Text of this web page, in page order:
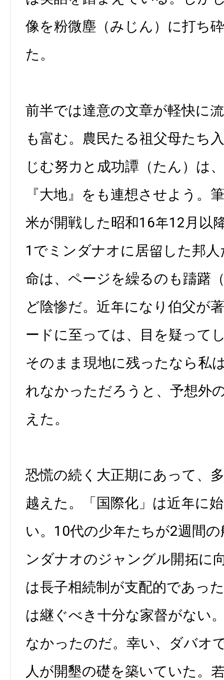
像を粉微塵（みじん）に打ち
た。
前半では達意の文章が軽快に
も富む。農民たる祖父母たち
じむ努力と成功譚（たん）は
『大地』をも連想させよう。
米が開戦した昭和16年12月以
1でミンダナオに居留した邦
命は、ページを繰るのも躊躇
ど陰惨だ。近年になり伯父が
ードに至っては、目を疑って
そのまま現地に残ったなら私
れなかっただろうと、予想外
えた。
恐慌の続く大正期にあって、
越えた。「国際化」は近年に
い。10代の少年たちが2週間
ンダナオのジャングル開拓に
は長子相続制が支配的であっ
は継ぐべき十分な家督がない
なかったのだ。幸い、ダバオ
人が開墾の礎を築いていた。